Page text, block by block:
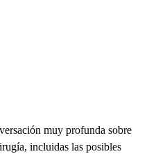
muy profunda sobre
incluidas las posibles